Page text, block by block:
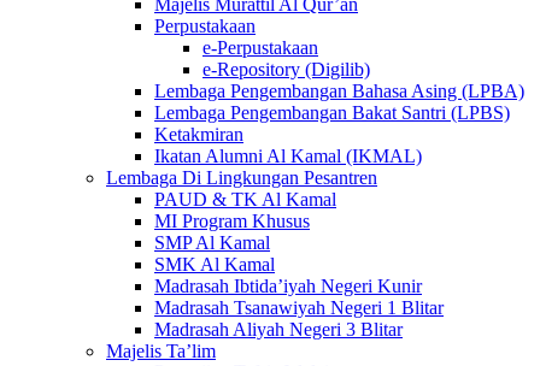
Majelis Murattil Al Qur’an
Perpustakaan
e-Perpustakaan
e-Repository (Digilib)
Lembaga Pengembangan Bahasa Asing (LPBA)
Lembaga Pengembangan Bakat Santri (LPBS)
Ketakmiran
Ikatan Alumni Al Kamal (IKMAL)
Lembaga Di Lingkungan Pesantren
PAUD & TK Al Kamal
MI Program Khusus
SMP Al Kamal
SMK Al Kamal
Madrasah Ibtida’iyah Negeri Kunir
Madrasah Tsanawiyah Negeri 1 Blitar
Madrasah Aliyah Negeri 3 Blitar
Majelis Ta’lim